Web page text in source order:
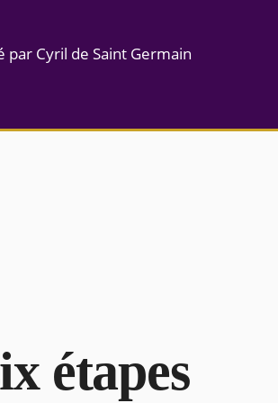
par Cyril de Saint Germain
étapes